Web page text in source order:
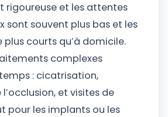
rigoureuse et les attentes
sont souvent plus bas et les
plus courts qu’à domicile.
complexes
: cicatrisation,
et visites de
pour les implants ou les